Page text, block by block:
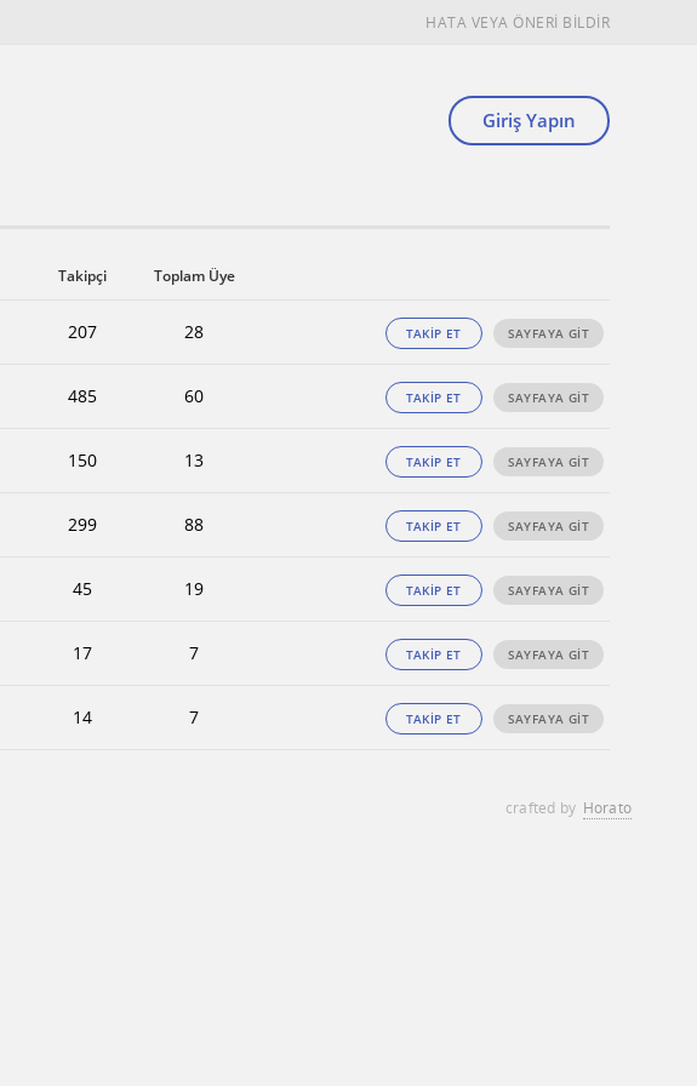
HATA VEYA ÖNERİ BİLDİR
Takipçi Toplam Üye
207 28 TAKİP ET SAYFAYA GİT
485 60 TAKİP ET SAYFAYA GİT
150 13 TAKİP ET SAYFAYA GİT
299 88 TAKİP ET SAYFAYA GİT
45 19 TAKİP ET SAYFAYA GİT
17 7 TAKİP ET SAYFAYA GİT
14 7 TAKİP ET SAYFAYA GİT
Giriş Yapın
crafted by Horato